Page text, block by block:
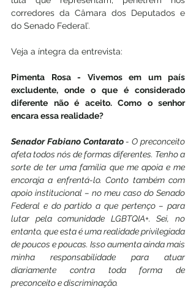
corredores da Câmara dos Deputados e
do Senado Federal’.
Veja a íntegra da entrevista:
Pimenta Rosa - Vivemos em um país
excludente, onde o que é considerado
diferente não é aceito. Como o senhor
encara essa realidade?
Senador Fabiano Contarato - O preconceito
afeta todos nós de formas diferentes. Tenho a
sorte de ter uma família que me apoia e me
encoraja a enfrentá-lo. Conto também com
apoio institucional – no meu caso do Senado
Federal e do partido a que pertenço – para
lutar pela comunidade LGBTQIA+. Sei, no
entanto, que esta é uma realidade privilegiada
de poucos e poucas. Isso aumenta ainda mais
minha responsabilidade para atuar
diariamente contra toda forma de
preconceito e discriminação.